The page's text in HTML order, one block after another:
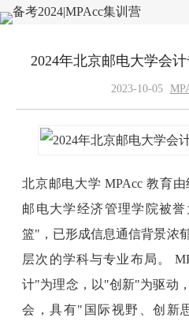
2024年北京邮电大学会
2023-10-05
北京邮电大学 MPAcc 教育
邮电大学经济管理学院被
篮"，已形成信息通信背景浓
层次的学科与专业布局。
计"为理念，以"创新"为驱动
会，具有"国际视野、创新